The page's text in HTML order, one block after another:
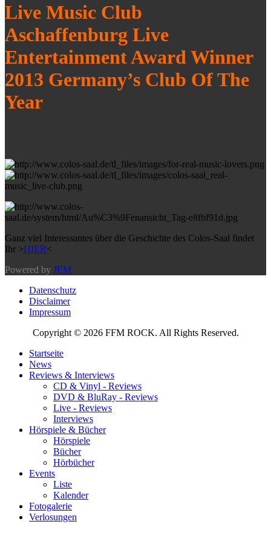
Live Music Club
Aschaffenburg Live
Entertainment Award Winner
2013 Germany’s Club Of The
Year
Ganz viel Interessantes über die Geschichte des Colos-Saal findet
Ihr >HIER<
Powered by JEM
Datenschutz
Disclaimer
Impressum
Copyright © 2026 FFM ROCK. All Rights Reserved.
Startseite
News
Reviews & Interviews
CD & Vinyl - Reviews
DVD & BluRay - Reviews
Live - Reviews
Interviews
Hörspiele & Bücher
Hörspiele
Bücher
Hörbücher
Events
Liste
Kalender
Fotogalerie
Verlosungen